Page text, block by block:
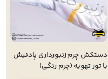
دستکش چرم زنبورداری پادنیش
با تور تهویه (چرم رنگی)